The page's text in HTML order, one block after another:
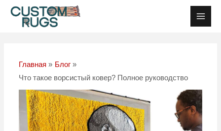
Перейти
Главная
Блог
Что такое ворсистый ковер? Полное руководство
Post
navigation